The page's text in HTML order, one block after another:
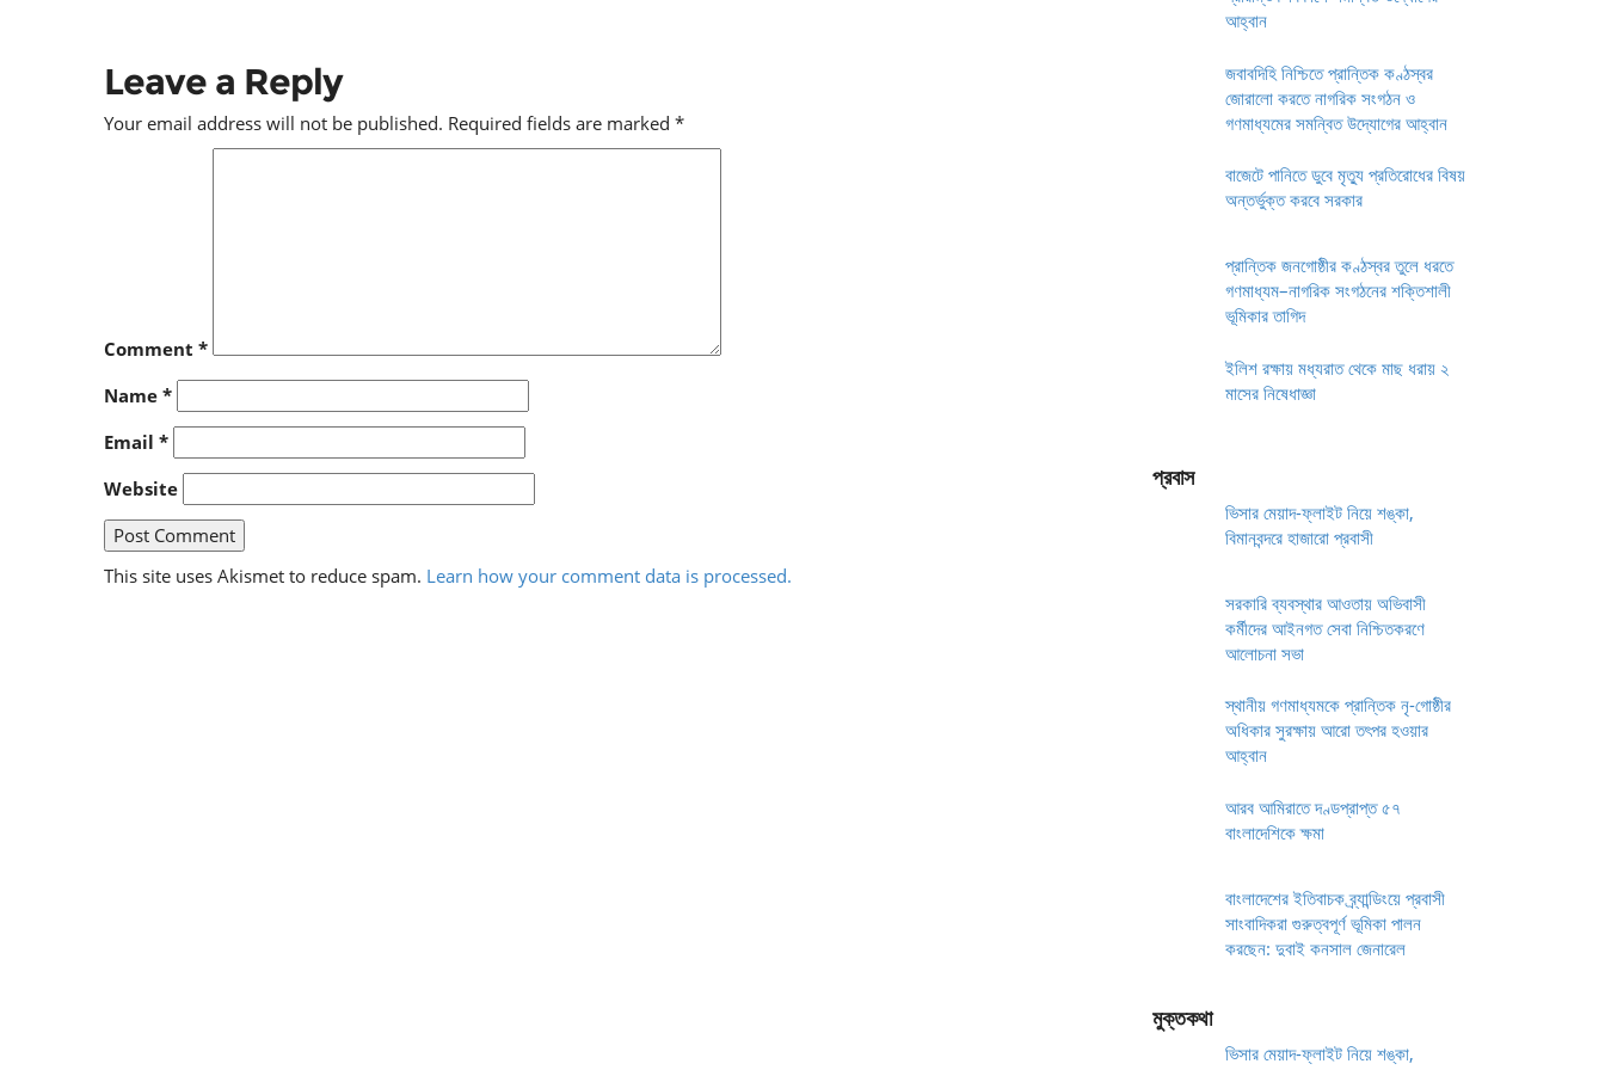
Leave a Reply
Your email address will not be published. Required fields are marked *
Comment *
Name *
Email *
Website
This site uses Akismet to reduce spam. Learn how your comment data is processed.
আহ্বান
জবাবদিহি নিশ্চিতে প্রান্তিক কণ্ঠস্বর
জোরালো করতে নাগরিক সংগঠন ও
গণমাধ্যমের সমন্বিত উদ্যোগের আহ্বান
বাজেটে পানিতে ডুবে মৃত্যু প্রতিরোধের বিষয়
অন্তর্ভুক্ত করবে সরকার
প্রান্তিক জনগোষ্ঠীর কণ্ঠস্বর তুলে ধরতে
গণমাধ্যম–নাগরিক সংগঠনের শক্তিশালী
ভূমিকার তাগিদ
ইলিশ রক্ষায় মধ্যরাত থেকে মাছ ধরায় ২
মাসের নিষেধাজ্ঞা
প্রবাস
ভিসার মেয়াদ-ফ্লাইট নিয়ে শঙ্কা,
বিমানবন্দরে হাজারো প্রবাসী
সরকারি ব্যবস্থার আওতায় অভিবাসী
কর্মীদের আইনগত সেবা নিশ্চিতকরণে
আলোচনা সভা
স্থানীয় গণমাধ্যমকে প্রান্তিক নৃ-গোষ্ঠীর
অধিকার সুরক্ষায় আরো তৎপর হওয়ার
আহ্বান
আরব আমিরাতে দণ্ডপ্রাপ্ত ৫৭
বাংলাদেশিকে ক্ষমা
বাংলাদেশের ইতিবাচক ব্র্যান্ডিংয়ে প্রবাসী
সাংবাদিকরা গুরুত্বপূর্ণ ভূমিকা পালন
করছেন: দুবাই কনসাল জেনারেল
মুক্তকথা
ভিসার মেয়াদ-ফ্লাইট নিয়ে শঙ্কা,